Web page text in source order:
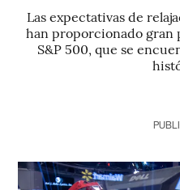
Las expectativas de
han proporcionado gran
S&P 500, que se